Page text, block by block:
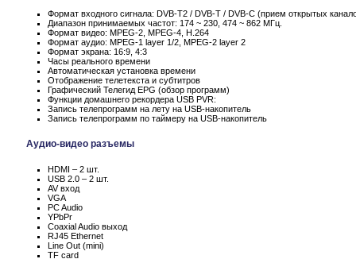
Формат входного сигнала: DVB-T2 / DVB-T / DVB-C (прием открытых
Диапазон принимаемых частот: 174 ~ 230, 474 ~ 862 МГц.
Формат видео: MPEG-2, MPEG-4, H.264
Формат аудио: MPEG-1 layer 1/2, MPEG-2 layer 2
Формат экрана: 16:9, 4:3
Часы реального времени
Автоматическая установка времени
Отображение телетекста и субтитров
Графический Телегид EPG (обзор программ)
Функции домашнего рекордера USB PVR:
Запись телепрограмм на лету на USB-накопитель
Запись телепрограмм по таймеру на USB-накопитель
Аудио-видео разъемы
HDMI – 2 шт.
USB 2.0 – 2 шт.
AV вход
VGA
PC Audio
YPbPr
Coaxial Audio выход
RJ45 Ethernet
Line Out (mini)
TF card